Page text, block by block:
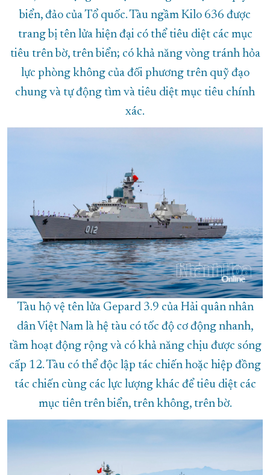
biển, đảo của Tổ quốc. Tàu ngầm Kilo 636 được
trang bị tên lửa hiện đại có thể tiêu diệt các mục
tiêu trên bờ, trên biển; có khả năng vòng tránh hỏa
lực phòng không của đối phương trên quỹ đạo
chung và tự động tìm và tiêu diệt mục tiêu chính
xác.
Tàu hộ vệ tên lửa Gepard 3.9 của Hải quân nhân
dân Việt Nam là hệ tàu có tốc độ cơ động nhanh,
tầm hoạt động rộng và có khả năng chịu được sóng
cấp 12. Tàu có thể độc lập tác chiến hoặc hiệp đồng
tác chiến cùng các lực lượng khác để tiêu diệt các
mục tiên trên biển, trên không, trên bờ.